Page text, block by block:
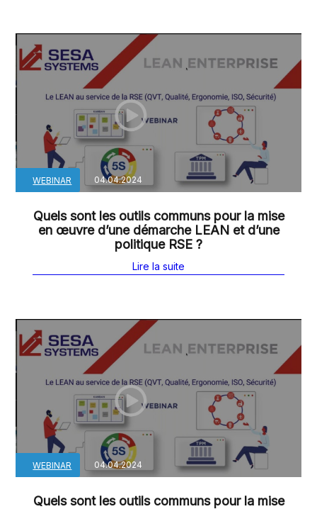
WEBINAR 04.04.2024
Quels sont les outils communs pour la mise
en œuvre d’une démarche LEAN et d’une
politique RSE ?
Lire la suite
WEBINAR 04.04.2024
Quels sont les outils communs pour la mise